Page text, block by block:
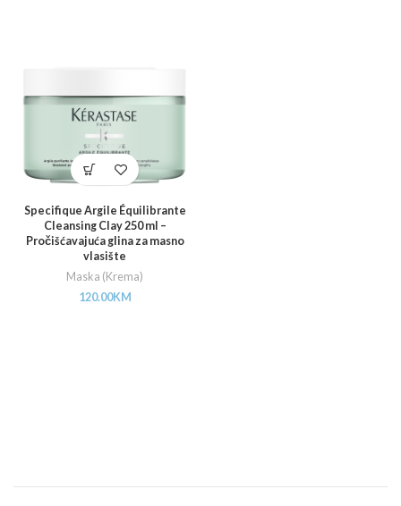
Specifique Argile Équilibrante
Cleansing Clay 250 ml –
Pročišćavajuća glina za masno
vlasište
Maska (Krema)
120.00KM